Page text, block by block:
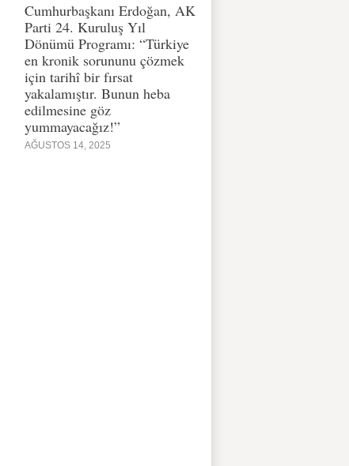
Cumhurbaşkanı Erdoğan, AK
Parti 24. Kuruluş Yıl
Dönümü Programı: “Türkiye
en kronik sorununu çözmek
için tarihî bir fırsat
yakalamıştır. Bunun heba
edilmesine göz
yummayacağız!”
AĞUSTOS 14, 2025